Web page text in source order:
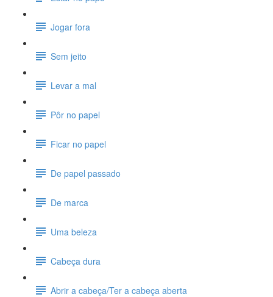
Jogar fora
Sem jeito
Levar a mal
Pôr no papel
Ficar no papel
De papel passado
De marca
Uma beleza
Cabeça dura
Abrir a cabeça/Ter a cabeça aberta